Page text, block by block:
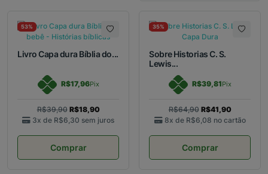
53%
Livro Capa dura Bíblia do...
R$17,96Pix
R$39,90 R$18,90
3x de R$6,30 sem juros
Comprar
35%
Sobre Historias C. S.
Lewis...
R$39,81Pix
R$64,90 R$41,90
8x de R$6,08 no cartão
Comprar